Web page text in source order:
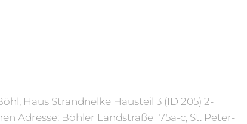
Haus Strandnelke Hausteil 3 (ID 205) 2-
Adresse: Böhler Landstraße 175a-c, St. Peter-